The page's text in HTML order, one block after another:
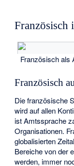
Französisch
Französisch als
Französisch
Die französische
wird auf allen
ist Amtssprache
Organisationen.
globalisierten
Bereiche von der
werden, immer